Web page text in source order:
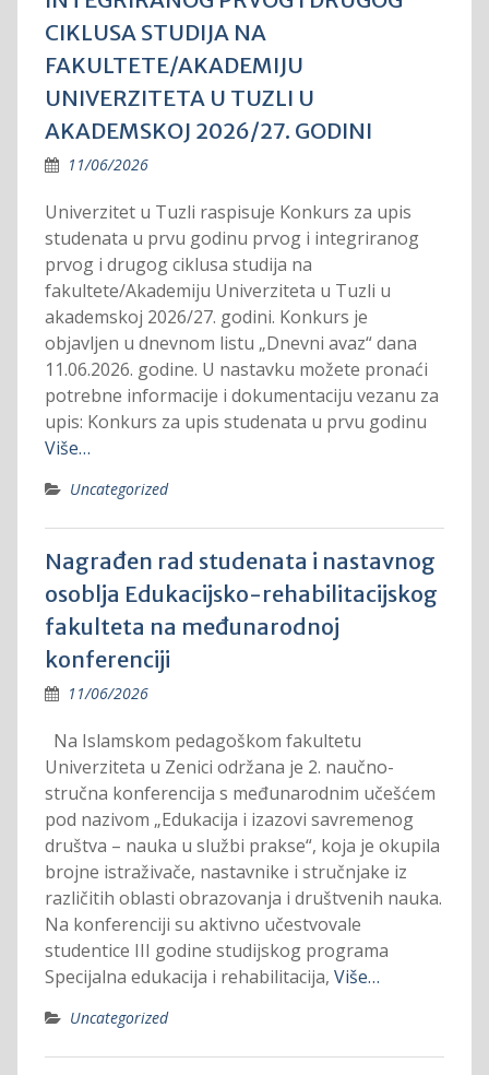
CIKLUSA STUDIJA NA
FAKULTETE/AKADEMIJU
UNIVERZITETA U TUZLI U
AKADEMSKOJ 2026/27. GODINI
11/06/2026
Univerzitet u Tuzli raspisuje Konkurs za upis
studenata u prvu godinu prvog i integriranog
prvog i drugog ciklusa studija na
fakultete/Akademiju Univerziteta u Tuzli u
akademskoj 2026/27. godini. Konkurs je
objavljen u dnevnom listu „Dnevni avaz“ dana
11.06.2026. godine. U nastavku možete pronaći
potrebne informacije i dokumentaciju vezanu za
upis: Konkurs za upis studenata u prvu godinu
Više…
Uncategorized
Nagrađen rad studenata i nastavnog
osoblja Edukacijsko-rehabilitacijskog
fakulteta na međunarodnoj
konferenciji
11/06/2026
Na Islamskom pedagoškom fakultetu
Univerziteta u Zenici održana je 2. naučno-
stručna konferencija s međunarodnim učešćem
pod nazivom „Edukacija i izazovi savremenog
društva – nauka u službi prakse“, koja je okupila
brojne istraživače, nastavnike i stručnjake iz
različitih oblasti obrazovanja i društvenih nauka.
Na konferenciji su aktivno učestvovale
studentice III godine studijskog programa
Specijalna edukacija i rehabilitacija, Više…
Uncategorized